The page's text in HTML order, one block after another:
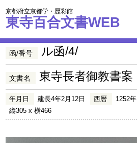
京都府立京都学・歴彩館
東寺百合文書WEB
函/番号 ル函/4/
文書名 東寺長者御教書案
年月日 建長4年2月12日 西暦 1252年
縦305 x 横466